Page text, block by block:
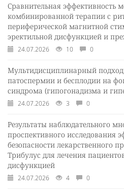
Сравнительная эффективность
комбинированной терапии с
периферической магнитной
эректильной дисфункцией и
24.07.2026 10 0
Мультидисциплинарный
патоспермии и бесплодии на
синдрома (гипогонадизма и
24.07.2026 3 0
Результаты наблюдательного
проспективного исследования
безопасности лекарственного
Трибулус для лечения
дисфункцией
24.07.2026 4 0